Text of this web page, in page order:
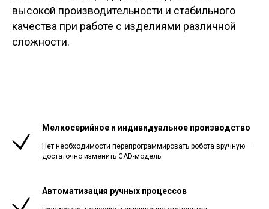
высокой производительности и стабильного
качества при работе с изделиями различной
сложности.
Мелкосерийное и индивидуальное производство
Нет необходимости перепрограммировать робота вручную —
достаточно изменить CAD-модель.
Автоматизация ручных процессов